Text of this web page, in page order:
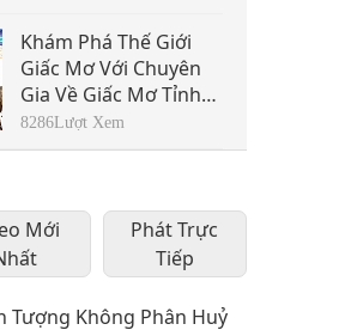
Khám Phá Thế Giới
Giấc Mơ Với Chuyên
Gia Về Giấc Mơ Tỉnh
Tiến Sĩ Clare Johnson,
Phần 3/3
8286Lượt Xem
Mới
Phát Trực
Tiếp
Tượng Không Phân Huỷ